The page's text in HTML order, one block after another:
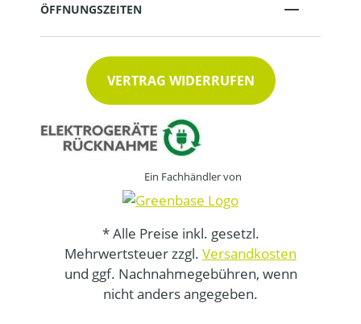
ÖFFNUNGSZEITEN
VERTRAG WIDERRUFEN
Ein Fachhändler von
* Alle Preise inkl. gesetzl.
Mehrwertsteuer zzgl. Versandkosten
und ggf. Nachnahmegebühren, wenn
nicht anders angegeben.